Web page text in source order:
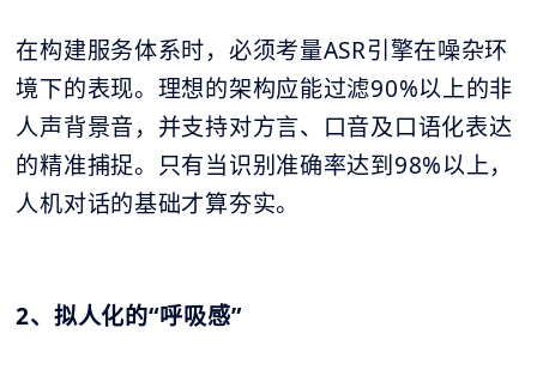
在构建服务体系时，必须考量ASR引擎在噪杂环
境下的表现。理想的架构应能过滤90%以上的非
人声背景音，并支持对方言、口音及口语化表达
的精准捕捉。只有当识别准确率达到98%以上，
人机对话的基础才算夯实。
2、拟人化的“呼吸感”